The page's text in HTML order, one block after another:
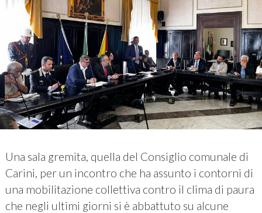
Una sala gremita, quella del Consiglio comunale di
Carini, per un incontro che ha assunto i contorni di
una mobilitazione collettiva contro il clima di paura
che negli ultimi giorni si è abbattuto su alcune